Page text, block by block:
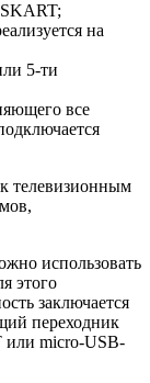
на
5-ти
все
телевизионным
использовать
этого
заключается
переходник
или micro-USB-